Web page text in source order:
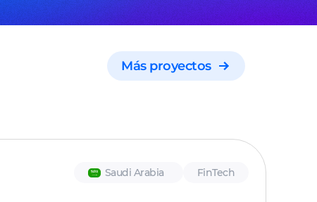
Más proyectos
Saudi Arabia FinTech